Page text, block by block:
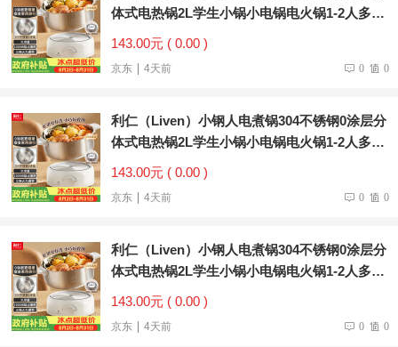
体式电热锅2L学生小锅小电锅电火锅1-2人多功
能锅DHG-180F升级款
143.00元 ( 0.00 )
京东 4天前 0 0
利仁（Liven）小钢人电煮锅304不锈钢0涂层分
体式电热锅2L学生小锅小电锅电火锅1-2人多功
能锅DHG-180F升级款
143.00元 ( 0.00 )
京东 4天前 0 0
利仁（Liven）小钢人电煮锅304不锈钢0涂层分
体式电热锅2L学生小锅小电锅电火锅1-2人多功
能锅DHG-180F升级款
143.00元 ( 0.00 )
京东 4天前 0 0